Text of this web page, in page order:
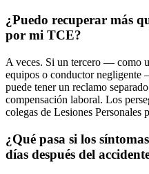
¿Puedo recuperar más
por mi TCE?
A veces. Si un tercero — como
equipos o conductor
puede tener un reclamo
compensación laboral. Los
colegas de Lesiones Personales
¿Qué pasa si los
días después del